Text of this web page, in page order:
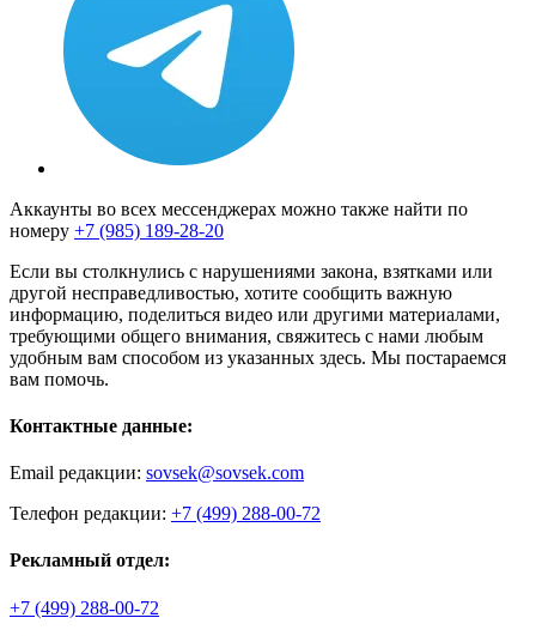
Аккаунты во всех мессенджерах можно также найти по
номеру +7 (985) 189-28-20
Если вы столкнулись с нарушениями закона, взятками или
другой несправедливостью, хотите сообщить важную
информацию, поделиться видео или другими материалами,
требующими общего внимания, свяжитесь с нами любым
удобным вам способом из указанных здесь. Мы постараемся
вам помочь.
Контактные данные:
Email редакции: sovsek@sovsek.com
Телефон редакции: +7 (499) 288-00-72
Рекламный отдел:
+7 (499) 288-00-72